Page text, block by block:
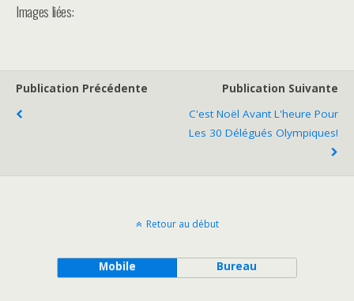
Images liées:
Publication Précédente
Publication Suivante
C'est Noël Avant L'heure Pour
Les 30 Délégués Olympiques!
Retour au début
Mobile Bureau